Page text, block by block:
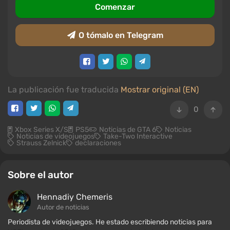
Comenzar
O tómalo en Telegram
La publicación fue traducida Mostrar original (EN)
0
Xbox Series X/S PS5 Noticias de GTA 6 Noticias
Noticias de videojuegos Take-Two Interactive
Strauss Zelnick declaraciones
Sobre el autor
Hennadiy Chemеris
Autor de noticias
Periodista de videojuegos. He estado escribiendo noticias para